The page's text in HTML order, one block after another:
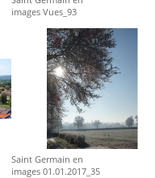
images Vues_93
Saint Germain en
images 01.01.2017_35